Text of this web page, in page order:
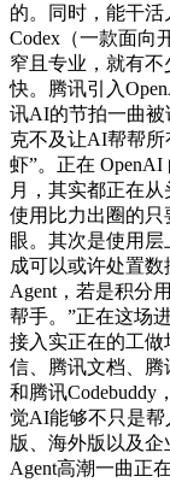
的。同时，能干活
Codex（一款面向
窄且专业，就有不
快。腾讯引入
讯AI的节拍一曲被
克不及让AI帮帮
虾”。正在
月，其实都正在
使用比力出圈的
眼。其次是使用
成可以或许处置
Agent，若是积分
帮手。”正在这场
接入实正在的工
信、腾讯文档、腾
和腾讯Codebuddy
觉AI能够不只是
版、海外版以及
Agent高潮一曲正